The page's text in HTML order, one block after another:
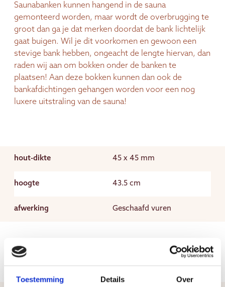
Toestemming Details Over
Saunabanken kunnen hangend in de sauna
gemonteerd worden, maar wordt de overbrugging te
groot dan ga je dat merken doordat de bank lichtelijk
gaat buigen. Wil je dit voorkomen en gewoon een
stevige bank hebben, ongeacht de lengte hiervan, dan
raden wij aan om bokken onder de banken te
plaatsen! Aan deze bokken kunnen dan ook de
bankafdichtingen gehangen worden voor een nog
luxere uitstraling van de sauna!
hout-dikte 45 x 45 mm
hoogte 43.5 cm
afwerking Geschaafd vuren